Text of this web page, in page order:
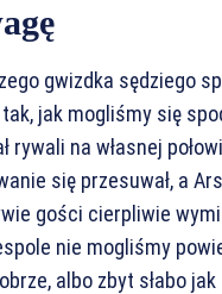
gwizdka sędziego
tak, jak mogliśmy się
rywali na własnej
się przesuwał, a
gości cierpliwie
nie mogliśmy
albo zbyt słabo